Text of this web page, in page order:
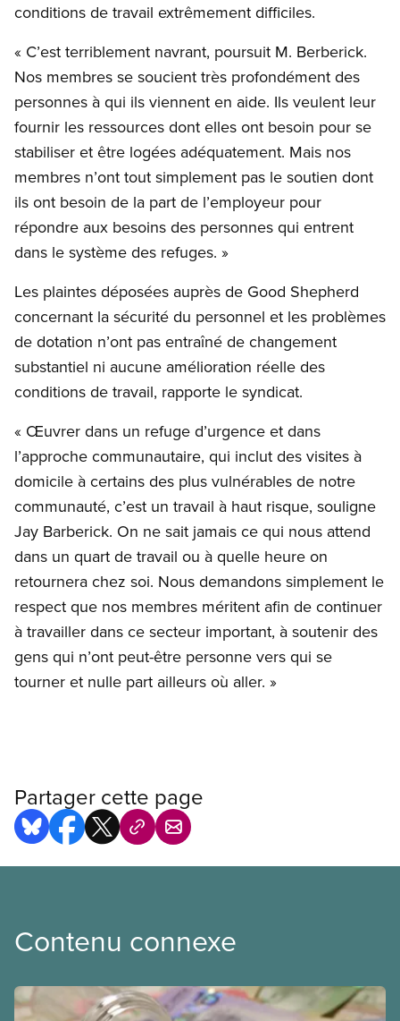
conditions de travail extrêmement difficiles.
« C’est terriblement navrant, poursuit M. Berberick.
Nos membres se soucient très profondément des
personnes à qui ils viennent en aide. Ils veulent leur
fournir les ressources dont elles ont besoin pour se
stabiliser et être logées adéquatement. Mais nos
membres n’ont tout simplement pas le soutien dont
ils ont besoin de la part de l’employeur pour
répondre aux besoins des personnes qui entrent
dans le système des refuges. »
Les plaintes déposées auprès de Good Shepherd
concernant la sécurité du personnel et les problèmes
de dotation n’ont pas entraîné de changement
substantiel ni aucune amélioration réelle des
conditions de travail, rapporte le syndicat.
« Œuvrer dans un refuge d’urgence et dans
l’approche communautaire, qui inclut des visites à
domicile à certains des plus vulnérables de notre
communauté, c’est un travail à haut risque, souligne
Jay Barberick. On ne sait jamais ce qui nous attend
dans un quart de travail ou à quelle heure on
retournera chez soi. Nous demandons simplement le
respect que nos membres méritent afin de continuer
à travailler dans ce secteur important, à soutenir des
gens qui n’ont peut-être personne vers qui se
tourner et nulle part ailleurs où aller. »
Partager cette page
Contenu connexe